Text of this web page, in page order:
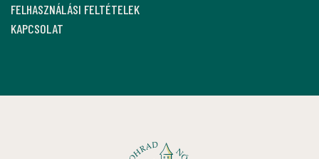
FELHASZNÁLÁSI FELTÉTELEK
KAPCSOLAT